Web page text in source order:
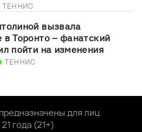
ТЕННИС
вызвала
в Торонто – фанатский
пойти на изменения
ТЕННИС
для лиц
года (21+)